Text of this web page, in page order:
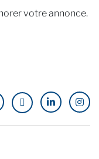
votre annonce.